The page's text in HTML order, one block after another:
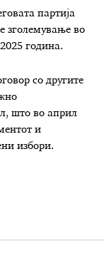
партија
зголемување во
година.
со другите
што во април
и
избори.